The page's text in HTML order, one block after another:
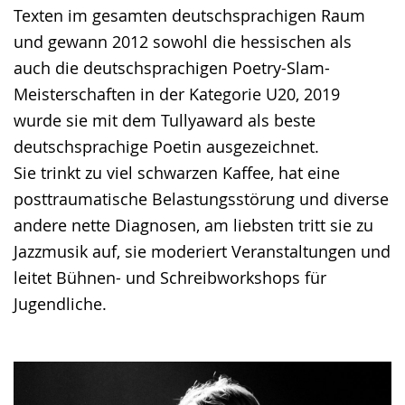
Texten im gesamten deutschsprachigen Raum
und gewann 2012 sowohl die hessischen als
auch die deutschsprachigen Poetry-Slam-
Meisterschaften in der Kategorie U20, 2019
wurde sie mit dem Tullyaward als beste
deutschsprachige Poetin ausgezeichnet.
Sie trinkt zu viel schwarzen Kaffee, hat eine
posttraumatische Belastungsstörung und diverse
andere nette Diagnosen, am liebsten tritt sie zu
Jazzmusik auf, sie moderiert Veranstaltungen und
leitet Bühnen- und Schreibworkshops für
Jugendliche.